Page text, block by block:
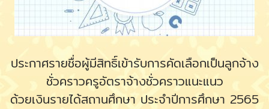
ประกาศรายชื่อผู้มีสิทธิ์เข้ารับการคัดเลือกเป็นลูกจ้าง
ชั่วคราวครูอัตราจ้างชั่วคราวแนะแนว
ด้วยเงินรายได้สถานศึกษา ประจำปีการศึกษา 2565